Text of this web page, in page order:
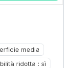
media
ridotta : sì